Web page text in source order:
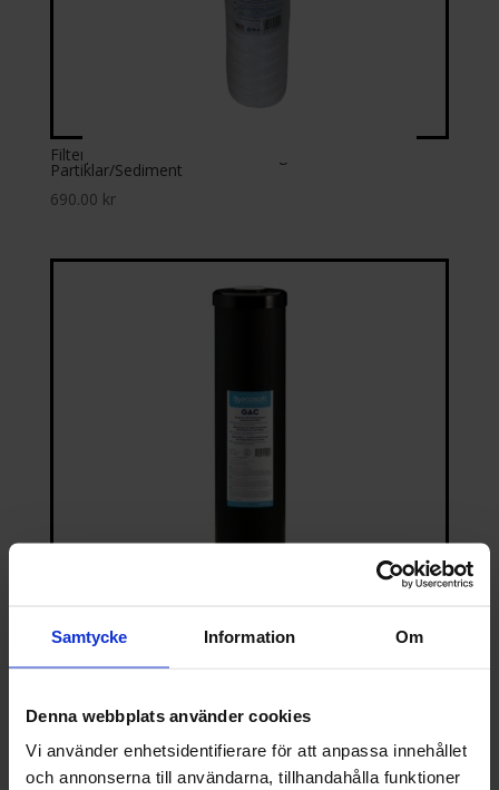
Samtycke Information Om
Denna webbplats använder cookies
Vi använder enhetsidentifierare för att anpassa innehållet
och annonserna till användarna, tillhandahålla funktioner
Filterpatron BB20 GARN PP5 Big Blue –
Partiklar/Sediment
690.00 kr
Filterpatron BB20 GAC Big Blue – Mot humus, smak,
kr